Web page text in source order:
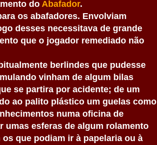
doAbafador.
os abafadores. Envolviam
desses necessitava de grande
que o jogador remediado não
berlindes que pudesse
vinham de algum bilas
se partira por acidente; de um
ao palito plástico um guelas como
numa oficina de
esferas de algum rolamento
que podiam ir à papelaria ou à